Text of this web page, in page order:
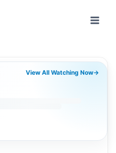
View All Watching Now→